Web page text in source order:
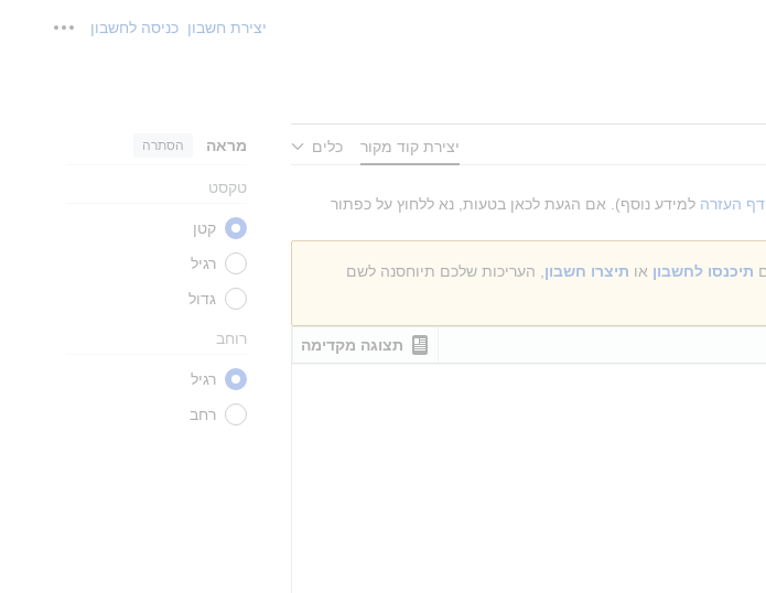
יצירת חשבון כניסה לחשבון כלים
יצירת קוד מקור כלים מראה הסתרה
טקסט
קטן
רגיל
גדול
רוחב
רגיל
רחב
דף העזרה למידע נוסף). אם הגעת לכאן בטעות, נא ללחוץ על כפתור
תיכנסו לחשבון או תיצרו חשבון , העריכות שלכם תיוחסנה לשם
תצוגה מקדימה